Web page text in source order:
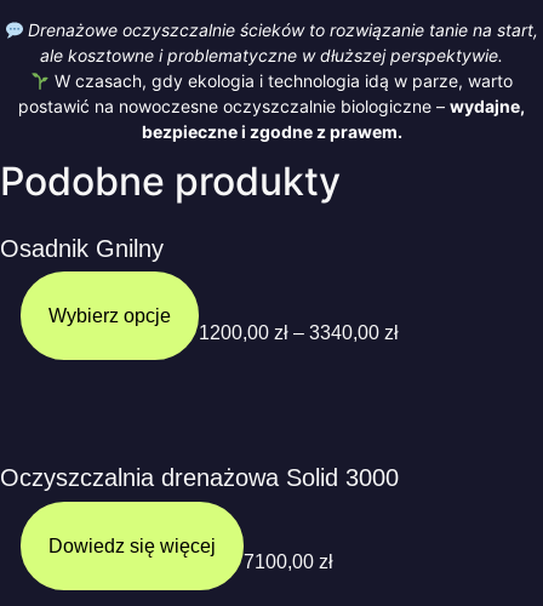
Drenażowe oczyszczalnie ścieków to rozwiązanie tanie na start,
ale kosztowne i problematyczne w dłuższej perspektywie.
W czasach, gdy ekologia i technologia idą w parze, warto
postawić na nowoczesne oczyszczalnie biologiczne – wydajne,
bezpieczne i zgodne z prawem.
Podobne produkty
Osadnik Gnilny
Wybierz opcje
1200,00 zł– 3340,00 zł
Oczyszczalnia drenażowa Solid 3000
Dowiedz się więcej
7100,00 zł